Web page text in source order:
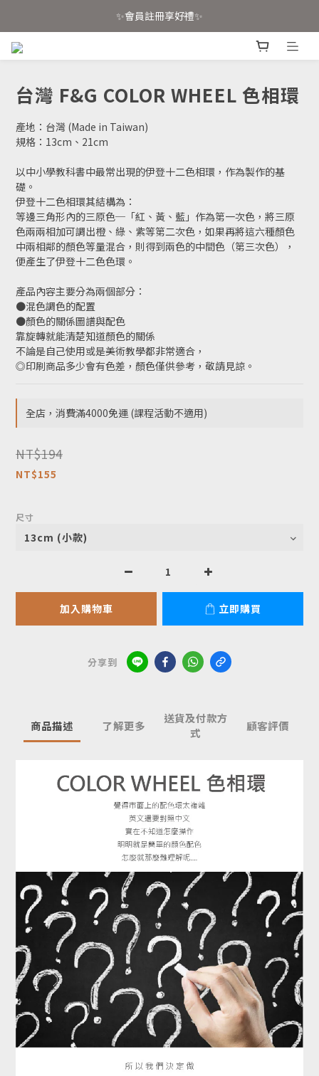
📣 官網已上線！消費滿4000免運📣
✨會員註冊享好禮✨
台灣 F&G COLOR WHEEL 色相環
產地：台灣 (Made in Taiwan)
規格：13cm、21cm
以中小學教科書中最常出現的伊登十二色相環，作為製作的基
礎。
伊登十二色相環其結構為：
等邊三角形內的三原色─「紅、黃、藍」作為第一次色，將三原
色兩兩相加可調出橙、綠、紫等第二次色，如果再將這六種顏色
中兩相鄰的顏色等量混合，則得到兩色的中間色（第三次色），
便產生了伊登十二色色環。
產品內容主要分為兩個部分：
●混色調色的配置
●顏色的關係圖譜與配色
靠旋轉就能清楚知道顏色的關係
不論是自己使用或是美術教學都非常適合，
◎印刷商品多少會有色差，顏色僅供參考，敬請見諒。
全店，消費滿4000免運 (課程活動不適用)
NT$194
NT$155
尺寸
加入購物車 立即購買
分享到
商品描述 了解更多
送貨及付款方
式
顧客評價